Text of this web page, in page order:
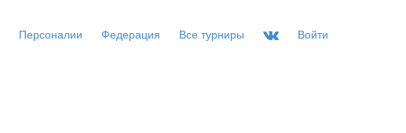
Персоналии Федерация Все турниры Войти